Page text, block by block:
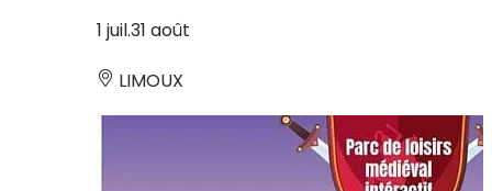
1 juil.31 août
LIMOUX